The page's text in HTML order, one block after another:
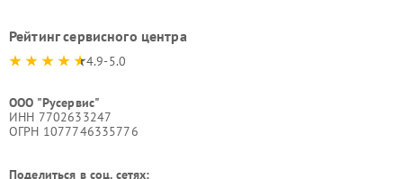
Рейтинг сервисного центра
4.9-5.0
ООО "Русервис"
ИНН 7702633247
ОГРН 1077746335776
Поделиться в соц. сетях: